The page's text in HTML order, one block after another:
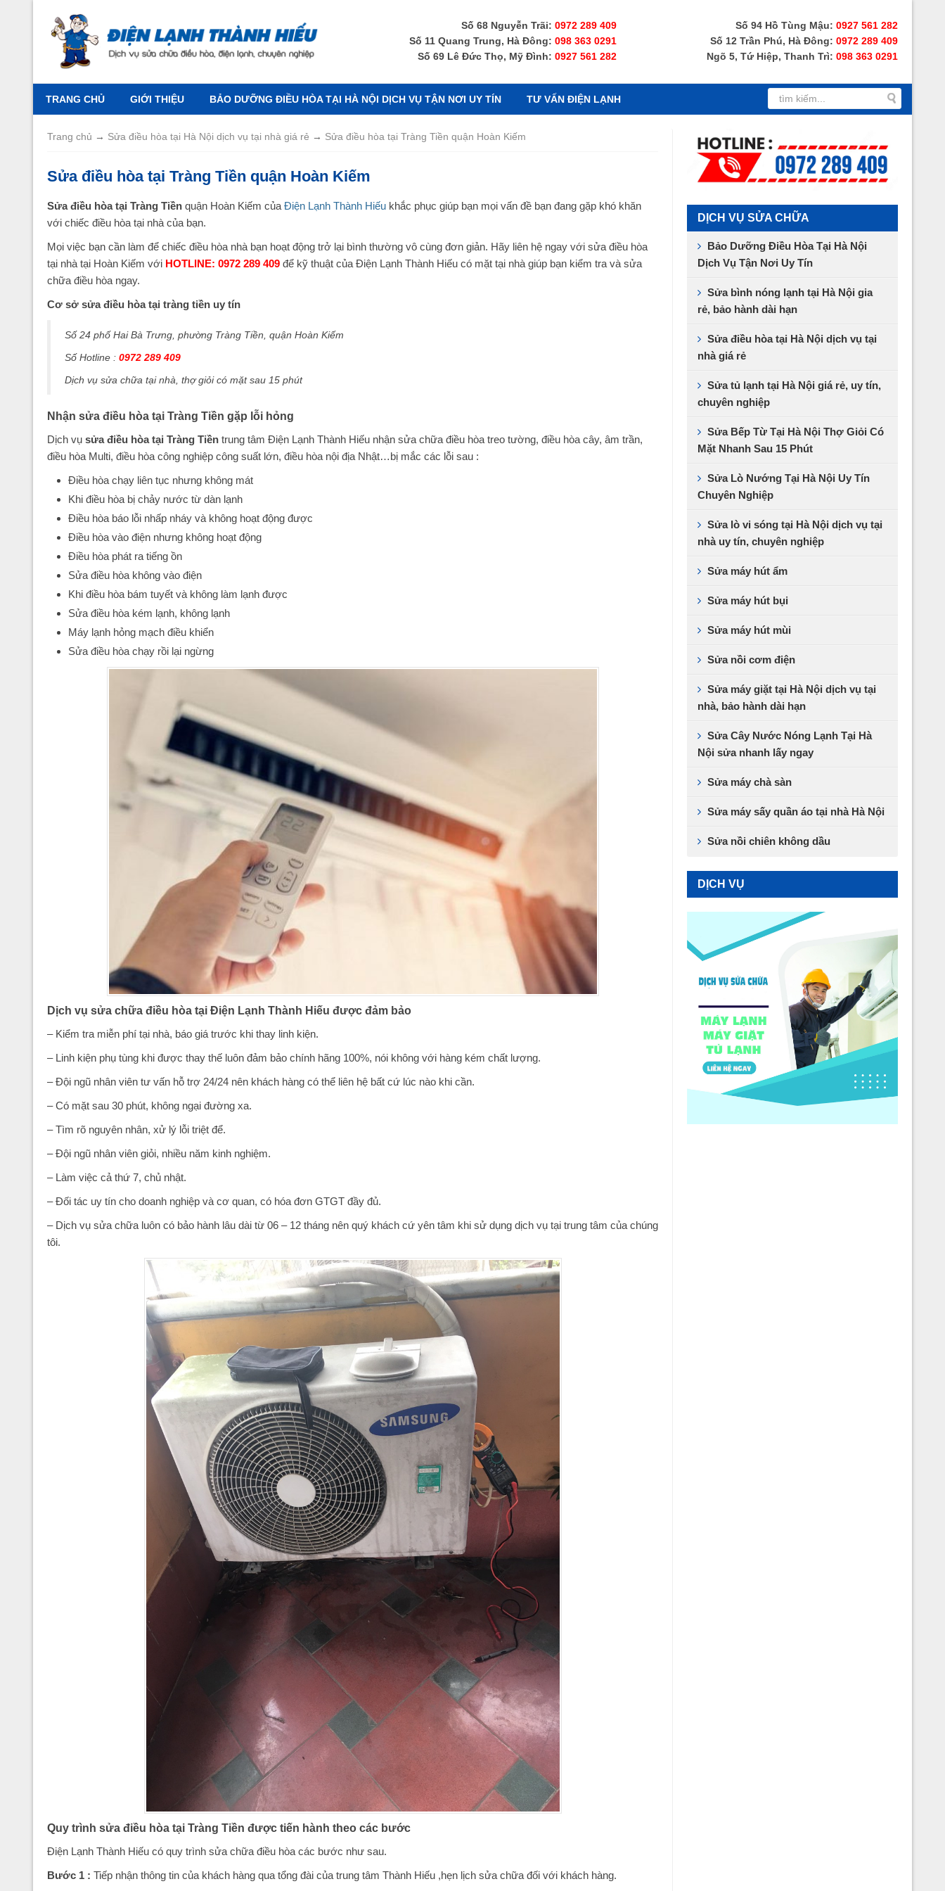
Số 68 Nguyễn Trãi: 0972 289 409 Số 94 Hồ Tùng Mậu: 0927 561 282
Số 11 Quang Trung, Hà Đông: 098 363 0291 Số 12 Trần Phú, Hà Đông: 0972 289 409
Số 69 Lê Đức Thọ, Mỹ Đình: 0927 561 282 Ngõ 5, Tứ Hiệp, Thanh Trì: 098 363 0291
TRANG CHỦ GIỚI THIỆU BẢO DƯỠNG ĐIỀU HÒA TẠI HÀ NỘI DỊCH VỤ TẬN NƠI UY TÍN TƯ VẤN ĐIỆN LẠNH
DỊCH VỤ SỬA CHỮA
Bảo Dưỡng Điều Hòa Tại Hà Nội
Dịch Vụ Tận Nơi Uy Tín
Sửa bình nóng lạnh tại Hà Nội gia
rẻ, bảo hành dài hạn
Sửa điều hòa tại Hà Nội dịch vụ tại
nhà giá rẻ
Sửa tủ lạnh tại Hà Nội giá rẻ, uy tín,
chuyên nghiệp
Sửa Bếp Từ Tại Hà Nội Thợ Giỏi Có
Mặt Nhanh Sau 15 Phút
Sửa Lò Nướng Tại Hà Nội Uy Tín
Chuyên Nghiệp
Sửa lò vi sóng tại Hà Nội dịch vụ tại
nhà uy tín, chuyên nghiệp
Sửa máy hút ẩm
Sửa máy hút bụi
Sửa máy hút mùi
Sửa nồi cơm điện
Sửa máy giặt tại Hà Nội dịch vụ tại
nhà, bảo hành dài hạn
Sửa Cây Nước Nóng Lạnh Tại Hà
Nội sửa nhanh lấy ngay
Sửa máy chà sàn
Sửa máy sấy quần áo tại nhà Hà Nội
Sửa nồi chiên không dầu
DỊCH VỤ
Trang chủ → Sửa điều hòa tại Hà Nội dịch vụ tại nhà giá rẻ → Sửa điều hòa tại Tràng Tiền quận Hoàn Kiếm
Sửa điều hòa tại Tràng Tiền quận Hoàn Kiếm
Sửa điều hòa tại Tràng Tiền quận Hoàn Kiếm của Điện Lạnh Thành Hiếu khắc phục giúp bạn mọi vấn đề bạn đang gặp khó khăn
với chiếc điều hòa tại nhà của bạn.
Mọi việc bạn cần làm để chiếc điều hòa nhà bạn hoạt động trở lại bình thường vô cùng đơn giản. Hãy liên hệ ngay với sửa điều hòa
tại nhà tại Hoàn Kiếm với HOTLINE: 0972 289 409 để kỹ thuật của Điện Lạnh Thành Hiếu có mặt tại nhà giúp bạn kiểm tra và sửa
chữa điều hòa ngay.
Cơ sở sửa điều hòa tại tràng tiền uy tín
Số 24 phố Hai Bà Trưng, phường Tràng Tiền, quận Hoàn Kiếm
Số Hotline : 0972 289 409
Dịch vụ sửa chữa tại nhà, thợ giỏi có mặt sau 15 phút
Nhận sửa điều hòa tại Tràng Tiền gặp lỗi hỏng
Dịch vụ sửa điều hòa tại Tràng Tiền trung tâm Điện Lạnh Thành Hiếu nhận sửa chữa điều hòa treo tường, điều hòa cây, âm trần,
điều hòa Multi, điều hòa công nghiệp công suất lớn, điều hòa nội địa Nhật…bị mắc các lỗi sau :
Điều hòa chạy liên tục nhưng không mát
Khi điều hòa bị chảy nước từ dàn lạnh
Điều hòa báo lỗi nhấp nháy và không hoạt động được
Điều hòa vào điện nhưng không hoạt động
Điều hòa phát ra tiếng ồn
Sửa điều hòa không vào điện
Khi điều hòa bám tuyết và không làm lạnh được
Sửa điều hòa kém lạnh, không lạnh
Máy lạnh hỏng mạch điều khiển
Sửa điều hòa chạy rồi lại ngừng
Dịch vụ sửa chữa điều hòa tại Điện Lạnh Thành Hiếu được đảm bảo
– Kiểm tra miễn phí tại nhà, báo giá trước khi thay linh kiện.
– Linh kiện phụ tùng khi được thay thế luôn đảm bảo chính hãng 100%, nói không với hàng kém chất lượng.
– Đội ngũ nhân viên tư vấn hỗ trợ 24/24 nên khách hàng có thể liên hệ bất cứ lúc nào khi cần.
– Có mặt sau 30 phút, không ngại đường xa.
– Tìm rõ nguyên nhân, xử lý lỗi triệt để.
– Đội ngũ nhân viên giỏi, nhiều năm kinh nghiệm.
– Làm việc cả thứ 7, chủ nhật.
– Đối tác uy tín cho doanh nghiệp và cơ quan, có hóa đơn GTGT đầy đủ.
– Dịch vụ sửa chữa luôn có bảo hành lâu dài từ 06 – 12 tháng nên quý khách cứ yên tâm khi sử dụng dịch vụ tại trung tâm của chúng
tôi.
Quy trình sửa điều hòa tại Tràng Tiền được tiến hành theo các bước
Điện Lạnh Thành Hiếu có quy trình sửa chữa điều hòa các bước như sau.
Bước 1 : Tiếp nhận thông tin của khách hàng qua tổng đài của trung tâm Thành Hiếu ,hẹn lịch sửa chữa đối với khách hàng.